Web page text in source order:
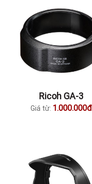
Ricoh GA-3
Giá từ: 1.000.000đ